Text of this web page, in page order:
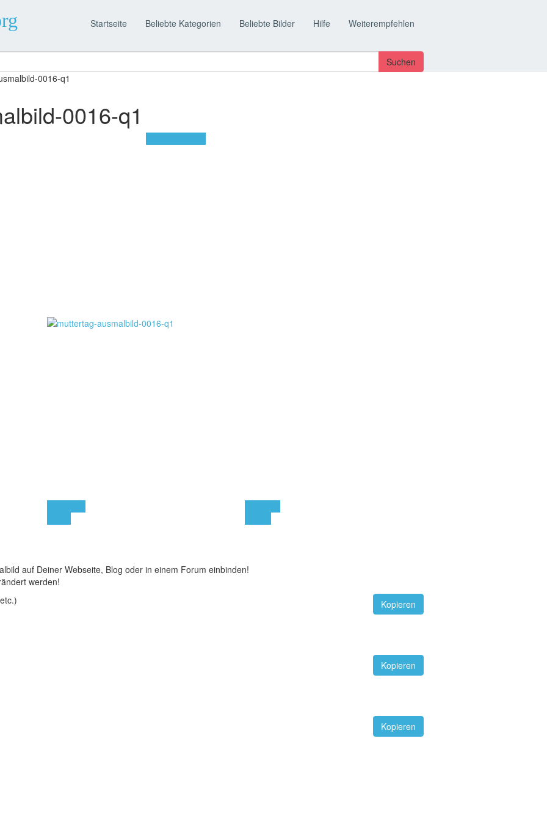
Startseite Beliebte Kategorien Beliebte Bilder Hilfe Weiterempfehlen
Suchen
0016-q1
0016-q1
auf Deiner Webseite, Blog oder in einem Forum einbinden!
werden!
Kopieren
Kopieren
Kopieren